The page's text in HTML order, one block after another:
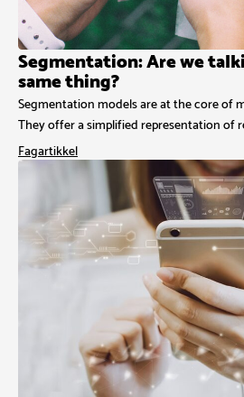
Segmentation: Are we
same thing?
Segmentation models are at the core of
They offer a simplified representation of
Fagartikkel